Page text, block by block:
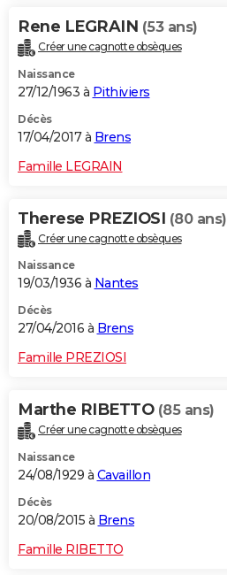
Rene LEGRAIN (53 ans)
Créer une cagnotte obsèques
Naissance
27/12/1963 à Pithiviers
Décès
17/04/2017 à Brens
Famille LEGRAIN
Therese PREZIOSI (80 ans)
Créer une cagnotte obsèques
Naissance
19/03/1936 à Nantes
Décès
27/04/2016 à Brens
Famille PREZIOSI
Marthe RIBETTO (85 ans)
Créer une cagnotte obsèques
Naissance
24/08/1929 à Cavaillon
Décès
20/08/2015 à Brens
Famille RIBETTO